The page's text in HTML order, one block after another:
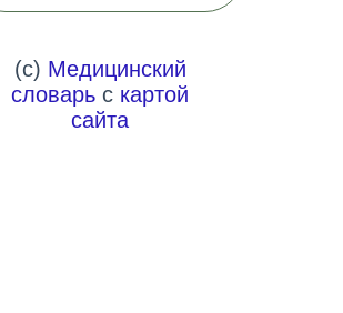
(c) Медицинский
словарь с картой
сайта